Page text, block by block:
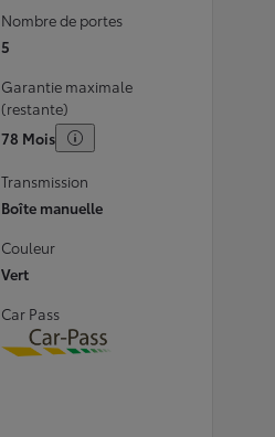
Nombre de portes
5
Garantie maximale
(restante)
78 Mois
Transmission
Boîte manuelle
Couleur
Vert
Car Pass
Download